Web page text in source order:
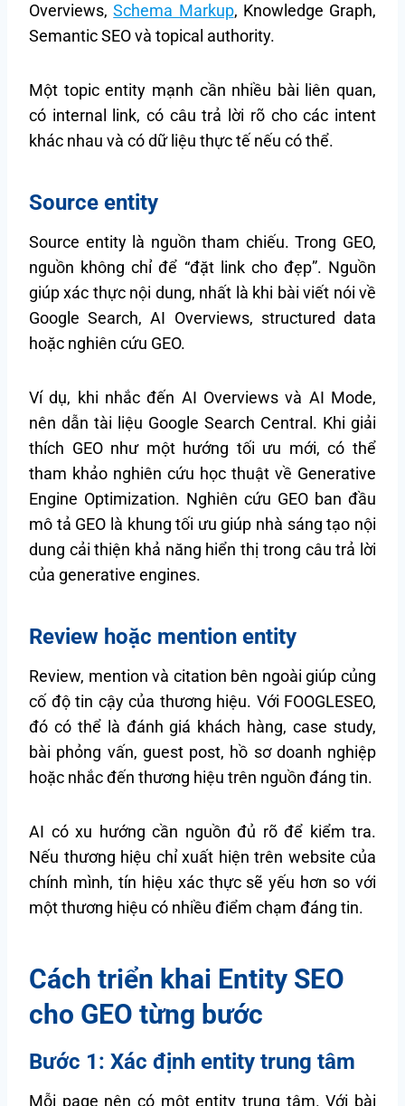
Overviews,Schema Markup, Knowledge Graph,
Semantic SEO và topical authority.
Một topic entity mạnh cần nhiều bài liên quan,
có internal link, có câu trả lời rõ cho các intent
khác nhau và có dữ liệu thực tế nếu có thể.
Source entity
Source entity là nguồn tham chiếu. Trong GEO,
nguồn không chỉ để “đặt link cho đẹp”. Nguồn
giúp xác thực nội dung, nhất là khi bài viết nói về
Google Search, AI Overviews, structured data
hoặc nghiên cứu GEO.
Ví dụ, khi nhắc đến AI Overviews và AI Mode,
nên dẫn tài liệu Google Search Central. Khi giải
thích GEO như một hướng tối ưu mới, có thể
tham khảo nghiên cứu học thuật về Generative
Engine Optimization. Nghiên cứu GEO ban đầu
mô tả GEO là khung tối ưu giúp nhà sáng tạo nội
dung cải thiện khả năng hiển thị trong câu trả lời
của generative engines.
Review hoặc mention entity
Review, mention và citation bên ngoài giúp củng
cố độ tin cậy của thương hiệu. Với FOOGLESEO,
đó có thể là đánh giá khách hàng, case study,
bài phỏng vấn, guest post, hồ sơ doanh nghiệp
hoặc nhắc đến thương hiệu trên nguồn đáng tin.
AI có xu hướng cần nguồn đủ rõ để kiểm tra.
Nếu thương hiệu chỉ xuất hiện trên website của
chính mình, tín hiệu xác thực sẽ yếu hơn so với
một thương hiệu có nhiều điểm chạm đáng tin.
Cách triển khai Entity SEO
cho GEO từng bước
Bước 1: Xác định entity trung tâm
Mỗi page nên có một entity trung tâm. Với bài